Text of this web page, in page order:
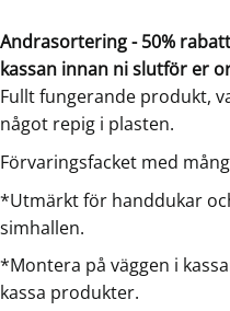
Andrasortering - 50%
kassan innan ni slutför er
Fullt fungerande produkt,
något repig i plasten.
Förvaringsfacket med
*Utmärkt för handdukar
simhallen.
*Montera på väggen i
kassa produkter.